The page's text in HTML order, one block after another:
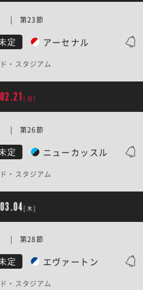
定 アーセナル
| 第23節
・スタジアム
[日]
定 ニューカッスル
| 第26節
・スタジアム
[木]
定 エヴァートン
| 第28節
・スタジアム